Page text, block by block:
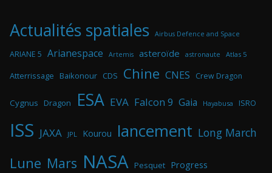
Actualités spatiales Airbus Defence and Space
ARIANE 5 Arianespace Artemis asteroïde astronaute Atlas 5
Atterrissage Baikonour CDS Chine CNES Crew Dragon
Cygnus Dragon ESA EVA Falcon 9 Gaia Hayabusa ISRO
ISS JAXA JPL Kourou lancement Long March
Lune Mars NASA Pesquet Progress